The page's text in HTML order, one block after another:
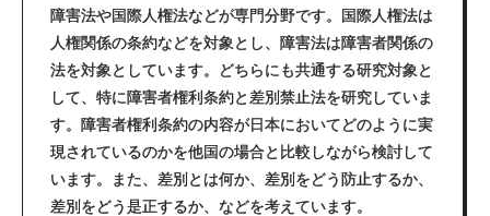
障害法や国際人権法などが専門分野です。国際人権法は
人権関係の条約などを対象とし、障害法は障害者関係の
法を対象としています。どちらにも共通する研究対象と
して、特に障害者権利条約と差別禁止法を研究していま
す。障害者権利条約の内容が日本においてどのように実
現されているのかを他国の場合と比較しながら検討して
います。また、差別とは何か、差別をどう防止するか、
差別をどう是正するか、などを考えています。